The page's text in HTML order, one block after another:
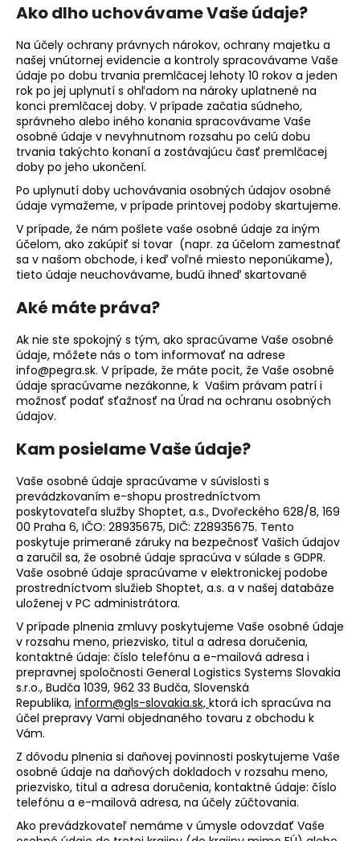
Ako dlho uchovávame Vaše údaje?
Na účely ochrany právnych nárokov, ochrany majetku a
našej vnútornej evidencie a kontroly spracovávame Vaše
údaje po dobu trvania premlčacej lehoty 10 rokov a jeden
rok po jej uplynutí s ohľadom na nároky uplatnené na
konci premlčacej doby. V prípade začatia súdneho,
správneho alebo iného konania spracovávame Vaše
osobné údaje v nevyhnutnom rozsahu po celú dobu
trvania takýchto konaní a zostávajúcu časť premlčacej
doby po jeho ukončení.
Po uplynutí doby uchovávania osobných údajov osobné
údaje vymažeme, v prípade printovej podoby skartujeme.
V prípade, že nám pošlete vaše osobné údaje za iným
účelom, ako zakúpiť si tovar (napr. za účelom zamestnať
sa v našom obchode, i keď voľné miesto neponúkame),
tieto údaje neuchovávame, budú ihneď skartované
Aké máte práva?
Ak nie ste spokojný s tým, ako spracúvame Vaše osobné
údaje, môžete nás o tom informovať na adrese
info@pegra.sk. V prípade, že máte pocit, že Vaše osobné
údaje spracúvame nezákonne, k Vašim právam patrí i
možnosť podať sťažnosť na Úrad na ochranu osobných
údajov.
Kam posielame Vaše údaje?
Vaše osobné údaje spracúvame v súvislosti s
prevádzkovaním e-shopu prostredníctvom
poskytovateľa služby Shoptet, a.s., Dvořeckého 628/8, 169
00 Praha 6, IČO: 28935675, DIČ: Z28935675. Tento
poskytuje primerané záruky na bezpečnosť Vašich údajov
a zaručil sa, že osobné údaje spracúva v súlade s GDPR.
Vaše osobné údaje spracúvame v elektronickej podobe
prostredníctvom služieb Shoptet, a.s. a v našej databáze
uloženej v PC administrátora.
V prípade plnenia zmluvy poskytujeme Vaše osobné údaje
v rozsahu meno, priezvisko, titul a adresa doručenia,
kontaktné údaje: číslo telefónu a e-mailová adresa i
prepravnej spoločnosti General Logistics Systems Slovakia
s.r.o., Budča 1039, 962 33 Budča, Slovenská
Republika, inform@gls-slovakia.sk, ktorá ich spracúva na
účel prepravy Vami objednaného tovaru z obchodu k
Vám.
Z dôvodu plnenia si daňovej povinnosti poskytujeme Vaše
osobné údaje na daňových dokladoch v rozsahu meno,
priezvisko, titul a adresa doručenia, kontaktné údaje: číslo
telefónu a e-mailová adresa, na účely zúčtovania.
Ako prevádzkovateľ nemáme v úmysle odovzdať Vaše
m
e
GRANULE
PRE
PSOV
-
PEGRA
ACTIVE
5KG
€28,90